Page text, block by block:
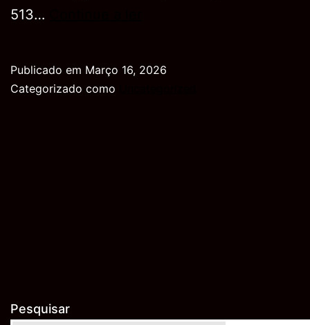
513…
Publicado em Março 16, 2026
Categorizado como
Pesquisar